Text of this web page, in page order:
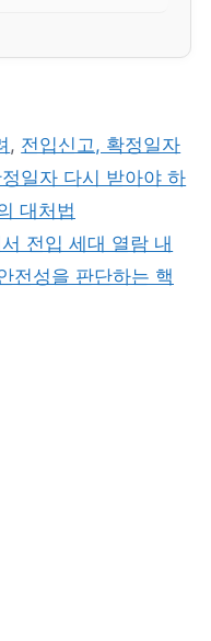
, 전입신고, 확정일자
일자 다시 받아야 하
대처법
전입 세대 열람 내
전성을 판단하는 핵